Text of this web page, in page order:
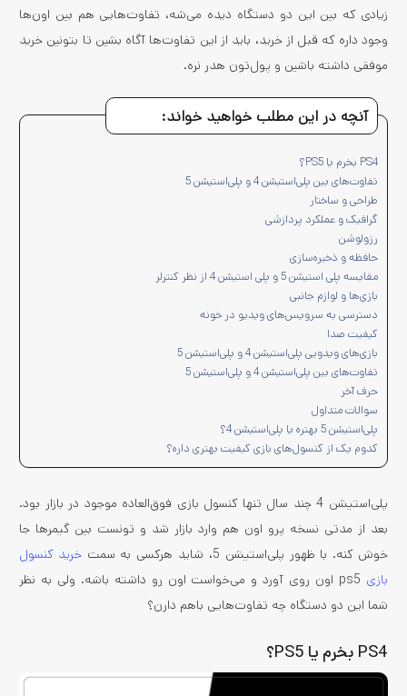
زیادی که بین این دو دستگاه دیده می‌شه، تفاوت‌هایی هم بین اون‌ها
وجود داره که قبل از خرید، باید از این تفاوت‌ها آگاه بشین تا بتونین خرید
موفقی داشته باشین و پول‌تون هدر نره.
آنچه در این مطلب خواهید خواند:
PS4 بخرم یا PS5؟
تفاوت‌های بین پلی‌استیشن 4 و پلی‌استیشن 5
طراحی و ساختار
گرافیک و عملکرد پردازشی
رزولوشن
حافظه و ذخیره‌سازی
مقایسه پلی استیشن 5 و پلی استیشن 4 از نظر کنترلر
بازی‌ها و لوازم جانبی
دسترسی به سرویس‌های ویدیو در خونه
کیفیت صدا
بازی‌های ویدویی پلی‌استیشن 4 و پلی‌استیشن 5
تفاوت‌های بین پلی‌استیشن 4 و پلی‌استیشن 5
حرف آخر
سوالات متداول
پلی‌استیشن 5 بهتره یا پلی‌استیشن 4؟
کدوم یک از کنسول‌های بازی کیفیت بهتری داره؟
پلی‌استیشن 4 چند سال تنها کنسول بازی فوق‌العاده موجود در بازار بود.
بعد از مدتی نسخه پرو اون هم وارد بازار شد و تونست بین گیمرها جا
خوش کنه. با ظهور پلی‌استیشن 5، شاید هرکسی به سمت
خرید کنسول
بازی
ps5 اون روی آورد و می‌خواست اون رو داشته باشه. ولی به نظر
شما این دو دستگاه چه تفاوت‌هایی باهم دارن؟
PS4 بخرم یا PS5؟